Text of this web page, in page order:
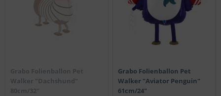
Grabo Folienballon Pet
Walker "Dachshund"
80cm/32"
Grabo Folienballon Pet
Walker "Aviator Penguin"
61cm/24"